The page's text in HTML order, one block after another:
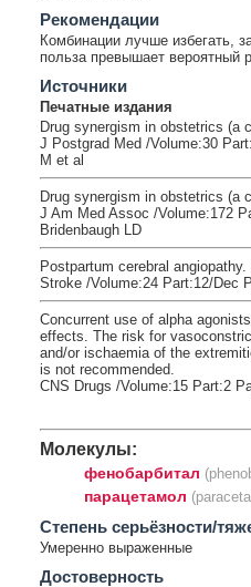
Рекомендации
Комбинации лучше избегать,
польза превышает вероятный
Источники
Печатные издания
Drug synergism in obstetrics (a
J Postgrad Med /Volume:30
M et al
Drug synergism in obstetrics (a
J Am Med Assoc /Volume:172
Bridenbaugh LD
Postpartum cerebral
Stroke /Volume:24 Part:12/Dec
Concurrent use of alpha
effects. The risk for
and/or ischaemia of the
is not recommended.
CNS Drugs /Volume:15 Part:2
Молекулы:
фенобарбитал
парацетамол
Cтепень серьёзности/
Умеренно выраженные
Достоверность